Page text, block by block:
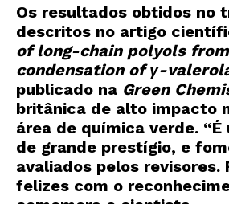
Os resultados obtidos no
descritos no artigo
of long-chain polyols
condensation of γ-
publicado na Green
britânica de alto impacto
área de química verde.
de grande prestígio, e
avaliados pelos revisores.
felizes com o